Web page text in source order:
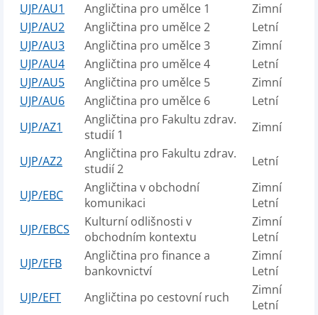
UJP/AU1
Angličtina pro umělce 1
Zimní
UJP/AU2
Angličtina pro umělce 2
Letní
UJP/AU3
Angličtina pro umělce 3
Zimní
UJP/AU4
Angličtina pro umělce 4
Letní
UJP/AU5
Angličtina pro umělce 5
Zimní
UJP/AU6
Angličtina pro umělce 6
Letní
UJP/AZ1
Angličtina pro Fakultu zdrav.
studií 1
Zimní
UJP/AZ2
Angličtina pro Fakultu zdrav.
studií 2
Letní
UJP/EBC
Angličtina v obchodní
komunikaci
Zimní
Letní
UJP/EBCS
Kulturní odlišnosti v
obchodním kontextu
Zimní
Letní
UJP/EFB
Angličtina pro finance a
bankovnictví
Zimní
Letní
UJP/EFT
Angličtina po cestovní ruch
Zimní
Letní